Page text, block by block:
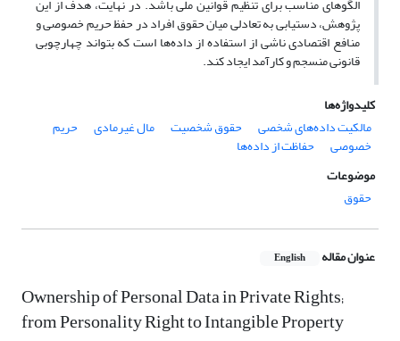
الگوهای مناسب برای تنظیم قوانین ملی باشد. در نهایت، هدف از این
پژوهش، دستیابی به تعادلی میان حقوق افراد در حفظ حریم خصوصی و
منافع اقتصادی ناشی از استفاده از داده‌ها است که بتواند چهارچوبی
قانونی منسجم و کارآمد ایجاد کند.
کلیدواژه‌ها
مالکیت داده‌های شخصی
حقوق شخصیت مال غیرمادی حریم
خصوصی
حفاظت از داده‌ها
موضوعات
حقوق
عنوان مقاله English
Ownership of Personal Data in Private Rights;
from Personality Right to Intangible Property